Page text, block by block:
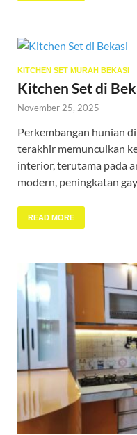
KITCHEN SET MURAH BEKASI
Kitchen Set di
November 25, 2025
Perkembangan hunian
terakhir memunculkan
interior, terutama pada
modern, peningkatan
READ MORE